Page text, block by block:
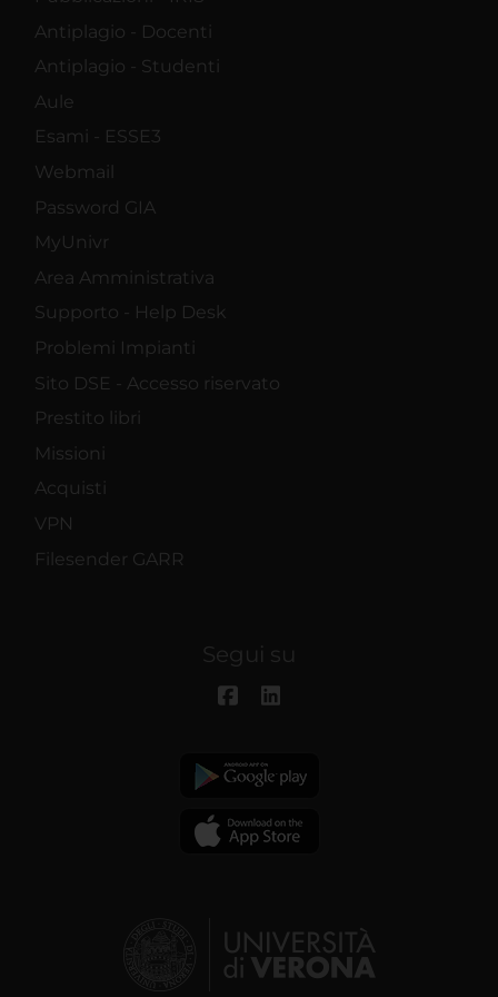
Antiplagio - Docenti
Antiplagio - Studenti
Aule
Esami - ESSE3
Webmail
Password GIA
MyUnivr
Area Amministrativa
Supporto - Help Desk
Problemi Impianti
Sito DSE - Accesso riservato
Prestito libri
Missioni
Acquisti
VPN
Filesender GARR
Segui su